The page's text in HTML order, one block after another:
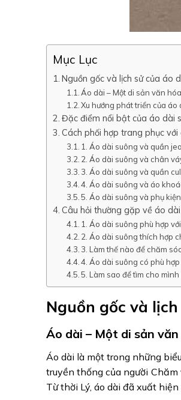
Mục Lục
Nguồn gốc và lịch sử của áo
Áo dài – Một di sản văn
Xu hướng phát triển của áo
Đặc điểm nổi bật của áo dài
Cách phối hợp trang phục
1. Áo dài suông và quần
2. Áo dài suông và chân
3. Áo dài suông và quần
4. Áo dài suông và áo
5. Áo dài suông và phụ
Câu hỏi thường gặp về áo
1. Áo dài suông phù hợp
2. Áo dài suông thích hợp
3. Làm thế nào để chăm
4. Áo dài suông có phù hợp
5. Làm sao để tìm cho
Nguồn gốc và
Áo dài – Một di sản
Áo dài là một trong những
truyền thống của người
Từ thời Lý, áo dài đã xuất